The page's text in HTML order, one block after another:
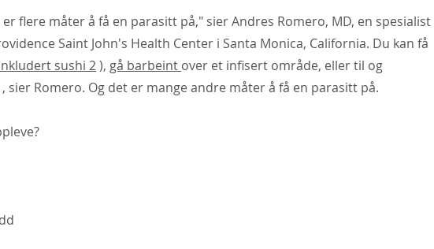
flere måter å få en parasitt på," sier Andres Romero, MD, en spesialist
Saint John's Health Center i Santa Monica, California. Du kan få
sushi 2), gå barbeint over et infisert område, eller til og
, sier Romero. Og det er mange andre måter å få en parasitt på.